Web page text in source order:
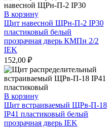
В корзину
Щит навесной ЩРн-П-2 IP30
пластиковый белый
прозрачная дверь КМПн 2/2
IEK
152,00 ₽
В корзину
Щит встраиваемый ЩРв-П-18
IP41 пластиковый белый
прозрачная дверь IEK